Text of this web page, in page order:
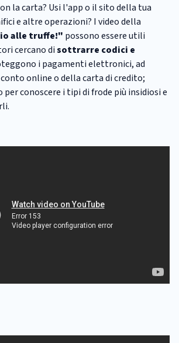
la carta? Usi l'app o il sito della tua
e altre operazioni? I video della
alle truffe!" possono essere utili
cercano disottrarre codici e
i pagamenti elettronici, ad
online o della carta di credito;
per conoscere i tipi di frode più insidiosi e